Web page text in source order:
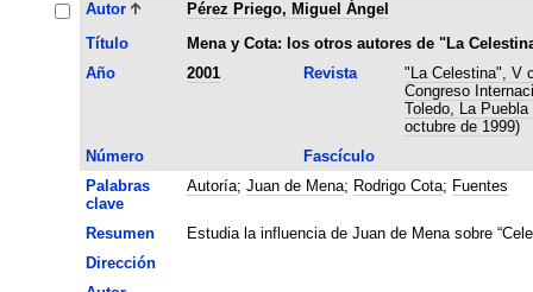
Autor
Pérez Priego, Miguel Ángel
Título
Mena y Cota: los otros autores de "La
Año
2001 Revista
"La Celestina", V
Congreso
Toledo, La
octubre de 1999)
Número
Fascículo
Palabras
clave
Autoría; Juan de Mena; Rodrigo Cota; Fuentes
Resumen
Estudia la influencia de Juan de Mena sobre
Dirección